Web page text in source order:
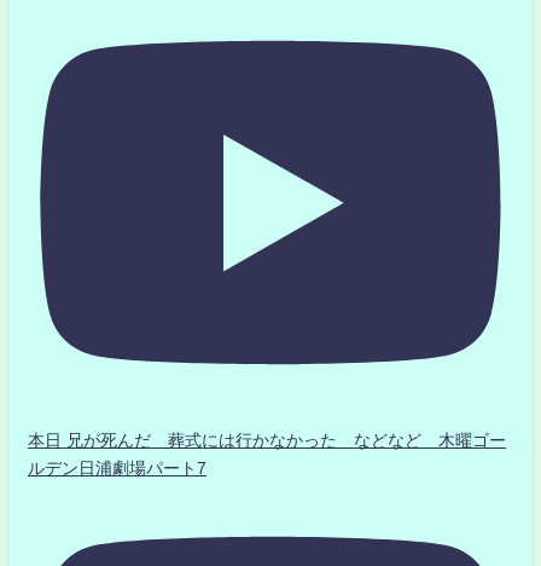
本日 兄が死んだ 葬式には行かなかった などなど 木曜ゴー
ルデン日浦劇場パート7